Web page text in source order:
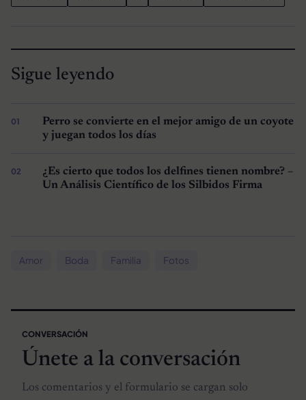
Sigue leyendo
Perro se convierte en el mejor amigo de un coyote
y juegan todos los días
¿Es cierto que todos los delfines tienen nombre? –
Un Análisis Científico de los Silbidos Firma
Amor Boda Familia Fotos
CONVERSACIÓN
Únete a la conversación
Los comentarios y el formulario se cargan solo